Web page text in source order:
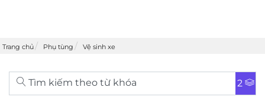
Trang chủ Phụ tùng Vệ sinh xe
Tìm kiếm theo từ khóa 2